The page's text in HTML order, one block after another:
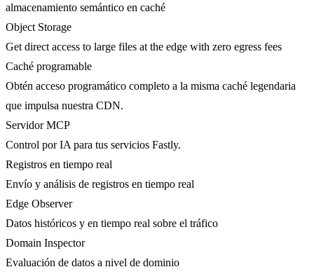
almacenamiento semántico en caché
Object Storage
Get direct access to large files at the edge with zero egress fees
Caché programable
Obtén acceso programático completo a la misma caché legendaria
que impulsa nuestra CDN.
Servidor MCP
Control por IA para tus servicios Fastly.
Registros en tiempo real
Envío y análisis de registros en tiempo real
Edge Observer
Datos históricos y en tiempo real sobre el tráfico
Domain Inspector
Evaluación de datos a nivel de dominio